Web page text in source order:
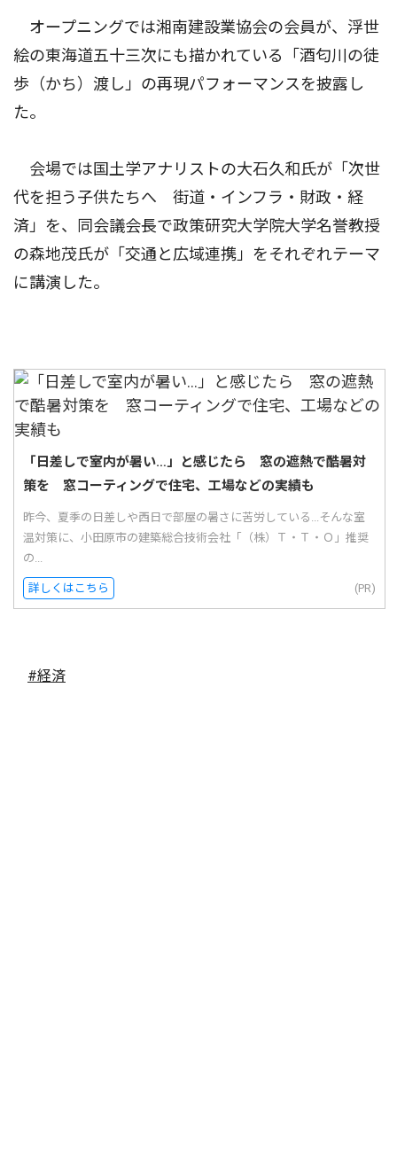
オープニングでは湘南建設業協会の会員が、浮世
絵の東海道五十三次にも描かれている「酒匂川の徒
歩（かち）渡し」の再現パフォーマンスを披露し
た。
会場では国土学アナリストの大石久和氏が「次世
代を担う子供たちへ 街道・インフラ・財政・経
済」を、同会議会長で政策研究大学院大学名誉教授
の森地茂氏が「交通と広域連携」をそれぞれテーマ
に講演した。
「日差しで室内が暑い…」と感じたら 窓の遮熱で酷暑対
策を 窓コーティングで住宅、工場などの実績も
昨今、夏季の日差しや西日で部屋の暑さに苦労している...そんな室
温対策に、小田原市の建築総合技術会社「（株）Ｔ・Ｔ・Ｏ」推奨
の...
詳しくはこちら (PR)
#経済